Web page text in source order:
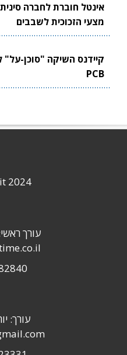
אינטל חוברת לחברה
מצעי הזכוכית לשבבים
קיידנס השיקה "סוכן-על"
PCB
2024
עורך
עורך: